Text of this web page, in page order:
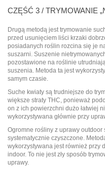
CZĘŚĆ 3 / TRYMOWANIE
Drugą metodą jest trymowanie
przed usunięciem liści krzaki
posiadanych roślin rozcina się je
suszarni. Suszenie
pozostawione na roślinie
suszenia. Metoda ta jest
samym czasie.
Suche kwiaty są trudniejsze do
większe straty THC, ponieważ
on z ich powierzchni dużo łatwiej
wykorzystywana głównie przy
Ogromne rośliny z uprawy
systematycznie czyszczone.
wykorzystywana jest również przy
indoor. To nie jest zły sposób
uprawy.